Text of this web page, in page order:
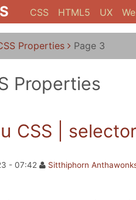
CSS HTML5 UX
Properties Page 3
Properties
น CSS |
- 07:42 Sitthiphorn